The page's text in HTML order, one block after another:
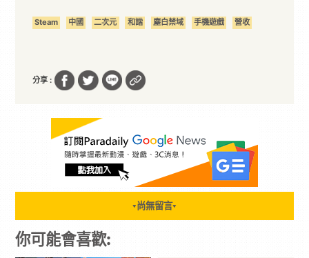
Steam 中國 二次元 和諧 塵白禁域 手機遊戲 營收
分享 :
▼ 尚無留言▼
你可能會喜歡: